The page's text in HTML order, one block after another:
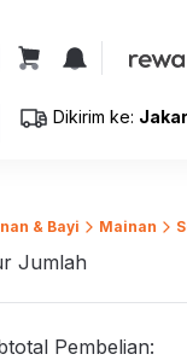
Seprai
Dikirim ke: Jakarta
& Bayi Mainan
Jumlah
Pembelian: